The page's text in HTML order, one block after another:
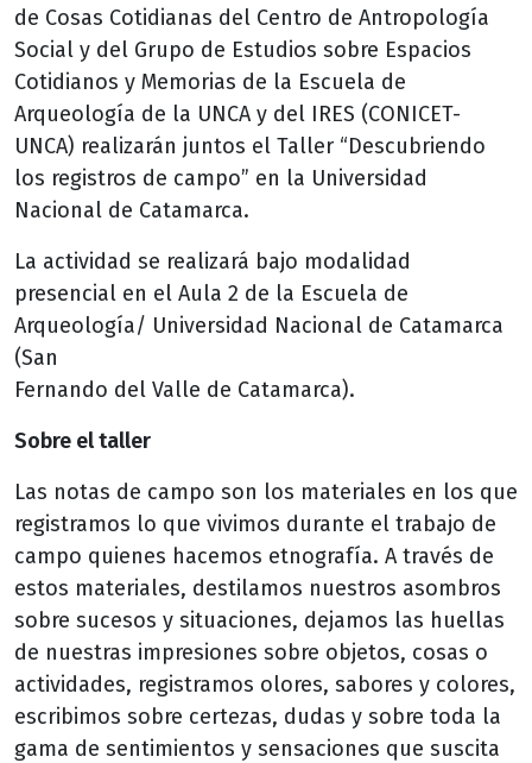
de Cosas Cotidianas del Centro de Antropología
Social y del Grupo de Estudios sobre Espacios
Cotidianos y Memorias de la Escuela de
Arqueología de la UNCA y del IRES (CONICET-
UNCA) realizarán juntos el Taller “Descubriendo
los registros de campo” en la Universidad
Nacional de Catamarca.
La actividad se realizará bajo modalidad
presencial en el Aula 2 de la Escuela de
Arqueología/ Universidad Nacional de Catamarca
(San
Fernando del Valle de Catamarca).
Sobre el taller
Las notas de campo son los materiales en los que
registramos lo que vivimos durante el trabajo de
campo quienes hacemos etnografía. A través de
estos materiales, destilamos nuestros asombros
sobre sucesos y situaciones, dejamos las huellas
de nuestras impresiones sobre objetos, cosas o
actividades, registramos olores, sabores y colores,
escribimos sobre certezas, dudas y sobre toda la
gama de sentimientos y sensaciones que suscita